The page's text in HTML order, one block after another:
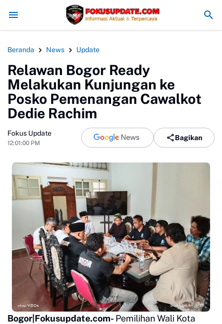
Redam Konflik, Kapolres Bogor Minta PT PMC Tunda Aktivitas
Beranda News Update
Relawan Bogor Ready
Melakukan Kunjungan ke
Posko Pemenangan Cawalkot
Dedie Rachim
Fokus Update
12:01:00 PM
Bagikan
Bogor|Fokusupdate.com- Pemilihan Wali Kota